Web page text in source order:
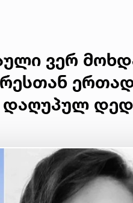
ვერ
ერთად
დაღუპულ